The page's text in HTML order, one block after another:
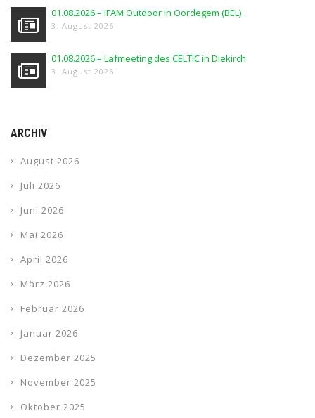
01.08.2026 – IFAM Outdoor in Oordegem (BEL)
3. August 2026
01.08.2026 – Lafmeeting des CELTIC in Diekirch
3. August 2026
ARCHIV
August 2026
Juli 2026
Juni 2026
Mai 2026
April 2026
März 2026
Februar 2026
Januar 2026
Dezember 2025
November 2025
Oktober 2025